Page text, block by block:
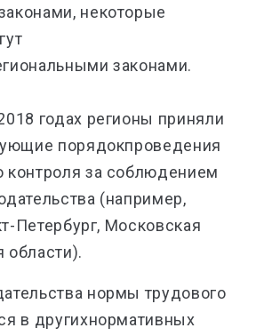
некоторые
законами.
годах регионы приняли
порядокпроведения
контроля за соблюдением
(например,
Петербург, Московская
области).
нормы трудового
в другихнормативных